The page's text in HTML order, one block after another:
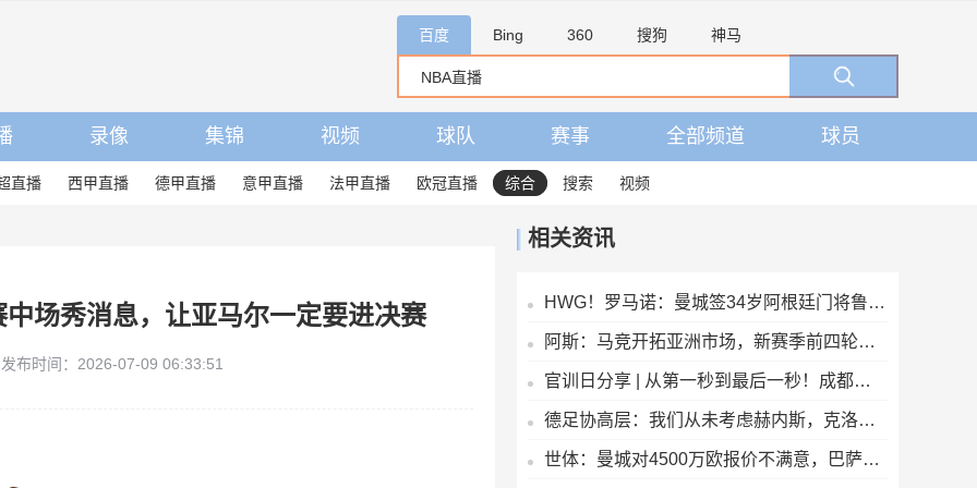
百度 Bing 360 搜狗 神马
录像 集锦 视频 球队 赛事 全部频道 球员
直播 西甲直播 德甲直播 意甲直播 法甲直播 欧冠直播 综合 搜索 视频
场秀消息，让亚马尔一定要进决赛
发布时间：2026-07-09 06:33:51
相关资讯
HWG！罗马诺：曼城签34岁阿根廷门将鲁利达协议，合同2+1
阿斯：马竞开拓亚洲市场，新赛季前四轮联赛两场安排在下午踢
官训日分享 | 从第一秒到最后一秒！成都雄起！
德足协高层：我们从未考虑赫内斯，克洛普是德国主帅的理想人选
世体：曼城对4500万欧报价不满意，巴萨将再次报价罗德里